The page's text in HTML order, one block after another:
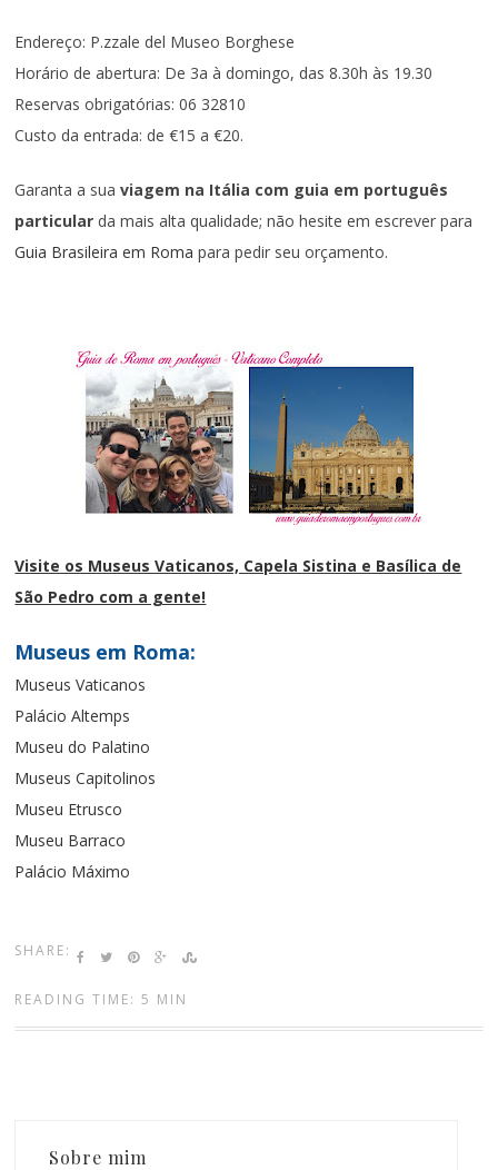
Endereço: P.zzale del Museo Borghese
Horário de abertura: De 3a à domingo, das 8.30h às 19.30
Reservas obrigatórias: 06 32810
Custo da entrada: de €15 a €20.
Garanta a suaviagem na Itália com guia em português
particular da mais alta qualidade; não hesite em escrever para
Guia Brasileira em Roma para pedir seu orçamento.
Visite os Museus Vaticanos, Capela Sistina e Basílica de
São Pedro com a gente!
Museus em Roma:
Museus Vaticanos
Palácio Altemps
Museu do Palatino
Museus Capitolinos
Museu Etrusco
Museu Barraco
Palácio Máximo
SHARE:
READING TIME: 5 MIN
Sobre mim